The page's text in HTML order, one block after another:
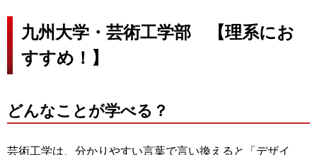
九州大学・芸術工学部 【理系にお
すすめ！】
どんなことが学べる？
芸術工学は、分かりやすい言葉で言い換えると「デザイ